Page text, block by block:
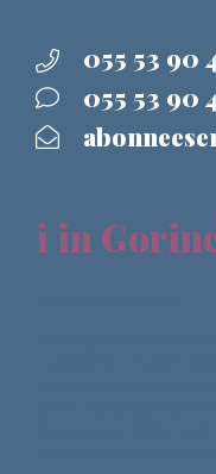
055 53 90
055 53 90
i in